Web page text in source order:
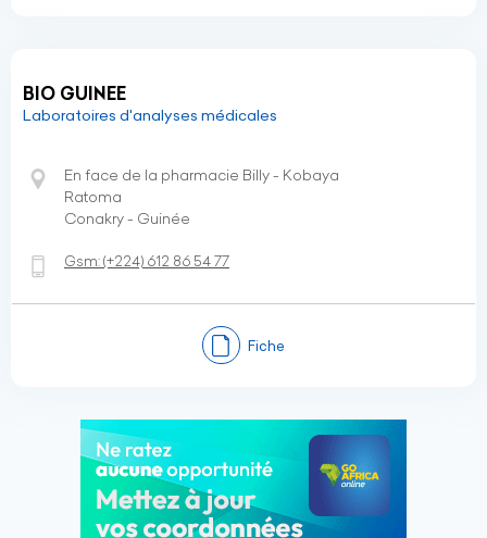
BIO GUINEE
Laboratoires d'analyses médicales
En face de la pharmacie Billy - Kobaya
Ratoma
Conakry - Guinée
Gsm:(+224) 612 86 54 77
Fiche